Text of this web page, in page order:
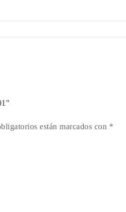
están marcados con *